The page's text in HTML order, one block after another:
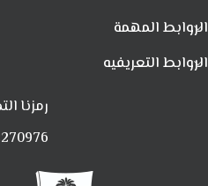
الروابط المهمة
الروابط التعريفيه
رمزنا